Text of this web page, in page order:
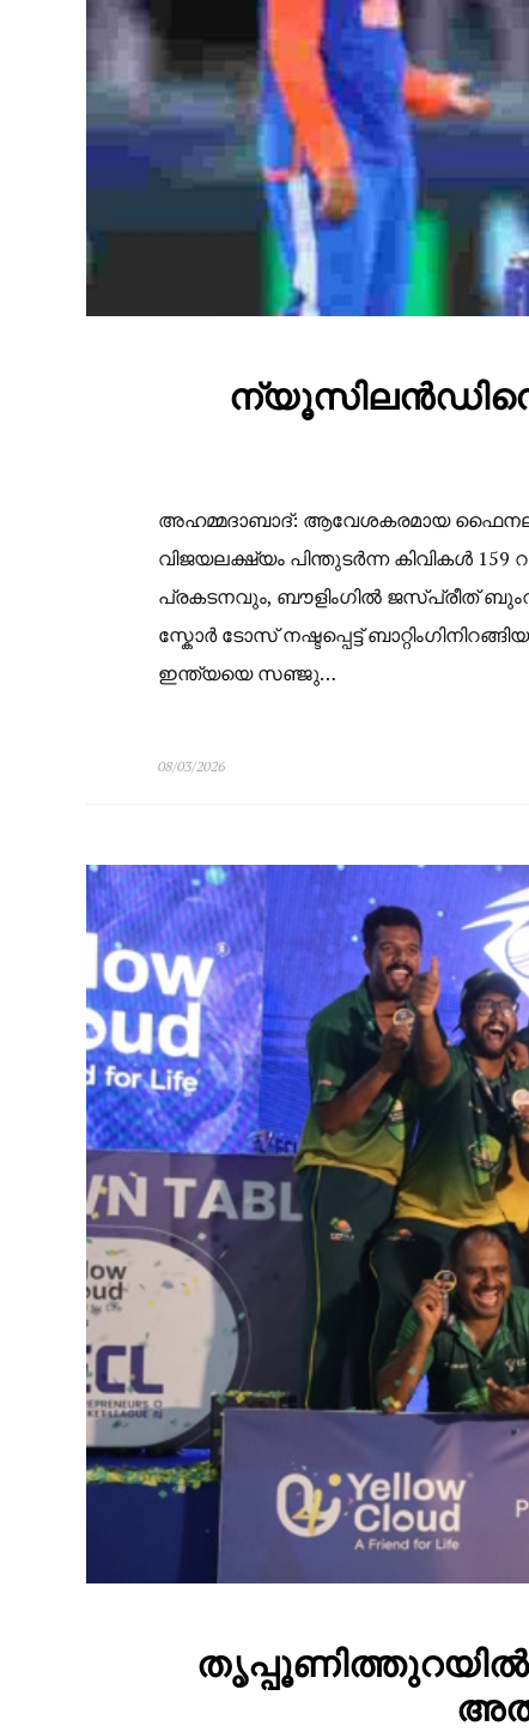
അഹമ്മദാബാദ്: ആവേശകരമായ
വിജയലക്ഷ്യം പിന്തുടർന്ന കിവികൾ
പ്രകടനവും, ബൗളിംഗിൽ ജസ്പ്രീത്
സ്കോർ ​ടോസ് നഷ്ടപ്പെട്ട്
ഇന്ത്യയെ സഞ്ജു…
08/03/2026
തൃപ്പൂണിത്തുറയിൽ